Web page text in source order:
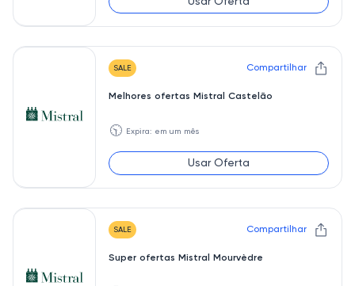
SALE Compartilhar
Melhores ofertas Mistral Castelão
🕥 Expira: em um mês
Usar Oferta
SALE Compartilhar
Super ofertas Mistral Mourvèdre